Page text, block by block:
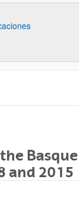
and 2015